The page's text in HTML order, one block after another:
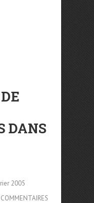
DANS
2005